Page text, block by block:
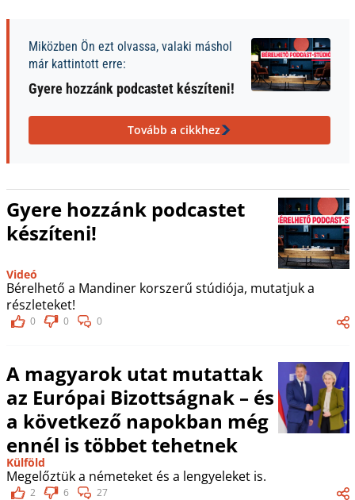
Miközben Ön ezt olvassa, valaki máshol
már kattintott erre:
Gyere hozzánk podcastet készíteni!
Tovább a cikkhez
Gyere hozzánk podcastet
készíteni!
Videó
Bérelhető a Mandiner korszerű stúdiója, mutatjuk a
részleteket!
0 0 0
A magyarok utat mutattak
az Európai Bizottságnak – és
a következő napokban még
ennél is többet tehetnek
Külföld
Megelőztük a németeket és a lengyeleket is.
2 6 27